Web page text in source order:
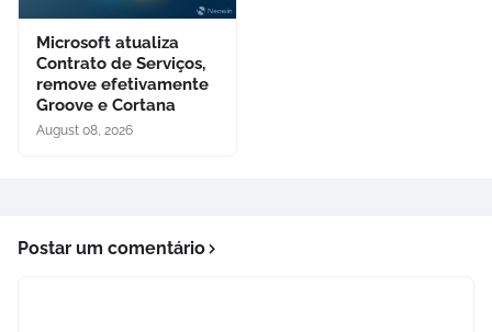
Microsoft atualiza
Contrato de Serviços,
remove efetivamente
Groove e Cortana
August 08, 2026
Postar um comentário